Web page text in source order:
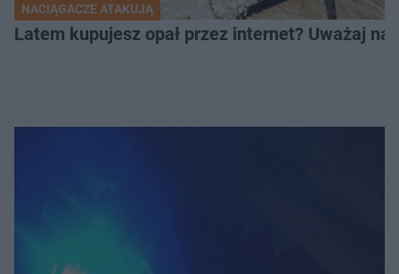
NACIĄGACZE ATAKUJĄ
Latem kupujesz opał przez internet? Uważaj na